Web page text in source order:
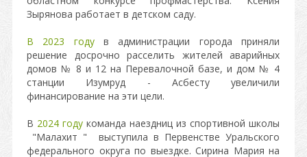
Зырянова работает в детском саду.
В 2023 годув администрации города приняли
решение досрочно расселить жителей аварийных
домов № 8 и 12 на Перевалочной базе, и дом № 4
станции Изумруд - Асбесту увеличили
финансирование на эти цели.
В 2024 году команда наездниц из спортивной школы
"Малахит " выступила в Первенстве Уральского
федерального округа по выездке. Сирина Мария на